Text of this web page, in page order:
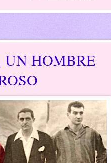
UN HOMBRE